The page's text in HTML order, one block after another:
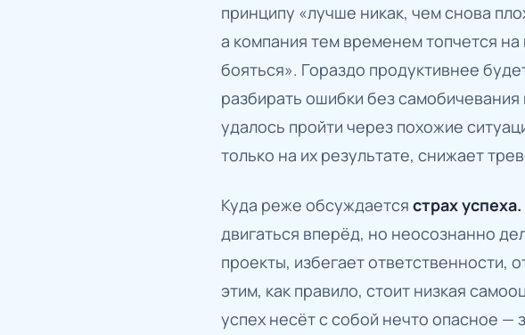
принципу «лучше никак, чем снова
а компания тем временем топчется
бояться». Гораздо продуктивнее
разбирать ошибки без
удалось пройти через похожие
только на их результате, снижает
Куда реже обсуждается страх успеха.
двигаться вперёд, но неосознанно
проекты, избегает ответственности,
этим, как правило, стоит низкая
успех несёт с собой нечто опасное